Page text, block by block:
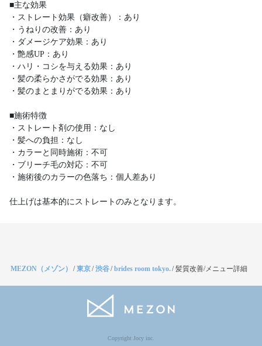
■主な効果
・ストレート効果（癖改善）：あり
・うねりの改善：あり
・ダメージケア効果：あり
・艶感UP：あり
・ハリ・コシを与える効果：あり
・髪の柔らかさがでる効果：あり
・髪のまとまりがでる効果：あり
■施術特徴
・ストレート剤の使用：なし
・髪への負担：なし
・カラーと同時施術：不可
・ブリーチ毛の対応：不可
・施術後のカラーの色落ち：個人差あり
仕上げは基本的にストレートのみとなります。
MEZON（メゾン） /東京/渋谷/brides room tokyo./髪質改善/メニュー詳細
Copyright Jocy inc.